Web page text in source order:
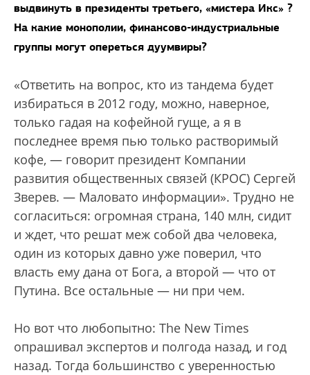
выдвинуть в президенты третьего, «мистера Икс» ?
На какие монополии, финансово-индустриальные
группы могут опереться дуумвиры?
«Ответить на вопрос, кто из тандема будет
избираться в 2012 году, можно, наверное,
только гадая на кофейной гуще, а я в
последнее время пью только растворимый
кофе, — говорит президент Компании
развития общественных связей (КРОС) Сергей
Зверев. — Маловато информации». Трудно не
согласиться: огромная страна, 140 млн, сидит
и ждет, что решат меж собой два человека,
один из которых давно уже поверил, что
власть ему дана от Бога, а второй — что от
Путина. Все остальные — ни при чем.
Но вот что любопытно: The New Times
опрашивал экспертов и полгода назад, и год
назад. Тогда большинство с уверенностью